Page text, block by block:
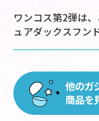
ワンコス第2弾は
ュアダックスフン